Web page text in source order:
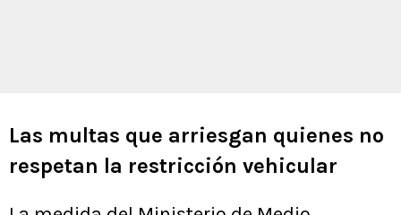
Las multas que arriesgan quienes no
respetan la restricción vehicular